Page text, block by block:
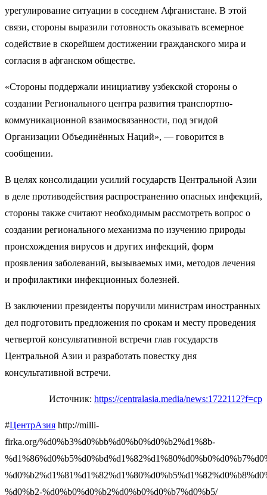
урегулирование ситуации в соседнем Афганистане. В этой
связи, стороны выразили готовность оказывать всемерное
содействие в скорейшем достижении гражданского мира и
согласия в афганском обществе.
«Стороны поддержали инициативу узбекской стороны о
создании Регионального центра развития транспортно-
коммуникационной взаимосвязанности, под эгидой
Организации Объединённых Наций», — говорится в
сообщении.
В целях консолидации усилий государств Центральной Азии
в деле противодействия распространению опасных инфекций,
стороны также считают необходимым рассмотреть вопрос о
создании регионального механизма по изучению природы
происхождения вирусов и других инфекций, форм
проявления заболеваний, вызываемых ими, методов лечения
и профилактики инфекционных болезней.
В заключении президенты поручили министрам иностранных
дел подготовить предложения по срокам и месту проведения
четвертой консультативной встречи глав государств
Центральной Азии и разработать повестку дня
консультативной встречи.
Источник: https://centralasia.media/news:1722112?f=cp
#ЦентрАзия http://milli-
firka.org/%d0%b3%d0%bb%d0%b0%d0%b2%d1%8b-
%d0%b2-%d0%b0%d0%b2%d0%b0%d0%b7%d0%b5/